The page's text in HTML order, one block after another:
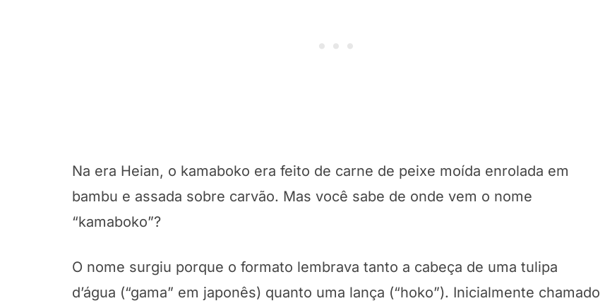
Na era Heian, o kamaboko era feito de carne de peixe moída enrolada em
bambu e assada sobre carvão. Mas você sabe de onde vem o nome
“kamaboko”?
O nome surgiu porque o formato lembrava tanto a cabeça de uma tulipa
d’água (“gama” em japonês) quanto uma lança (“hoko”). Inicialmente chamado